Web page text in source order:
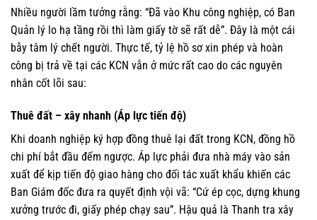
Nhiều người lầm tưởng rằng: “Đã vào Khu công nghiệp, có Ban
Quản lý lo hạ tầng rồi thì làm giấy tờ sẽ rất dễ”. Đây là một cái
bẫy tâm lý chết người. Thực tế, tỷ lệ hồ sơ xin phép và hoàn
công bị trả về tại các KCN vẫn ở mức rất cao do các nguyên
nhân cốt lõi sau:
Thuê đất – xây nhanh (Áp lực tiến độ)
Khi doanh nghiệp ký hợp đồng thuê lại đất trong KCN, đồng hồ
chi phí bắt đầu đếm ngược. Áp lực phải đưa nhà máy vào sản
xuất để kịp tiến độ giao hàng cho đối tác xuất khẩu khiến các
Ban Giám đốc đưa ra quyết định vội vã: “Cứ ép cọc, dựng khung
xưởng trước đi, giấy phép chạy sau”. Hậu quả là Thanh tra xây